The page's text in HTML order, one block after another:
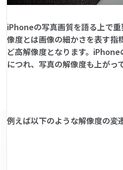
iPhoneの写真画質を語る上で
像度とは画像の細かさを表す指
ど高解像度となります。
につれ、写真の解像度も上がっ
例えば以下のような解像度の変